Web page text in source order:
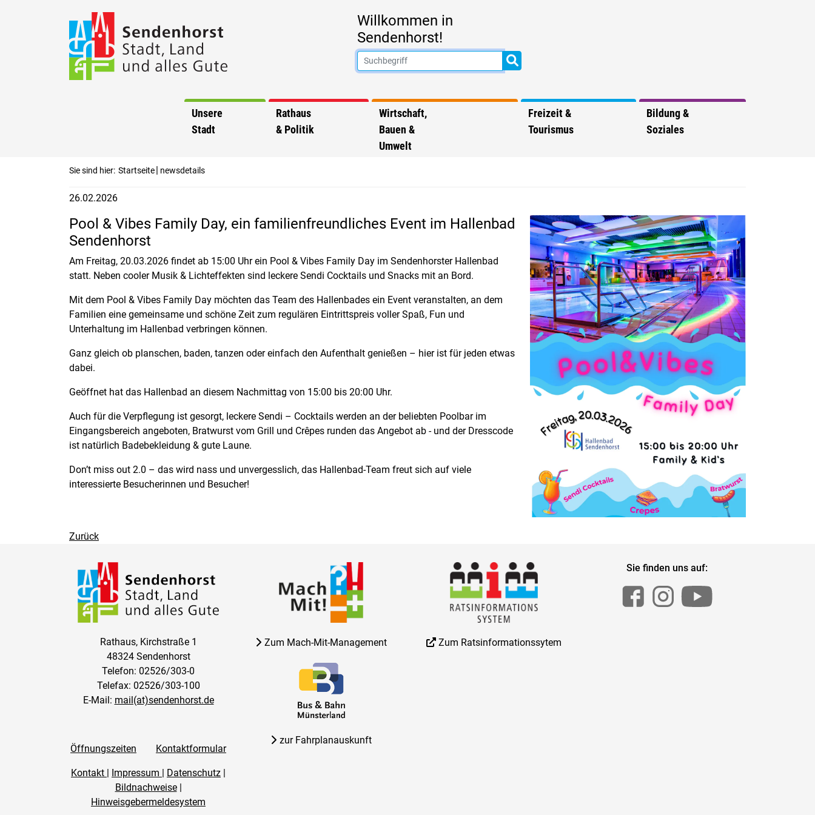
Willkommen in
Sendenhorst!
Unsere
Stadt
Rathaus
& Politik
Wirtschaft,
Bauen &
Umwelt
Freizeit &
Tourismus
Bildung &
Soziales
Sie sind hier: Startseite| newsdetails
26.02.2026
Pool & Vibes Family Day, ein familienfreundliches Event im Hallenbad
Sendenhorst
Am Freitag, 20.03.2026 findet ab 15:00 Uhr ein Pool & Vibes Family Day im Sendenhorster Hallenbad
statt. Neben cooler Musik & Lichteffekten sind leckere Sendi Cocktails und Snacks mit an Bord.
Mit dem Pool & Vibes Family Day möchten das Team des Hallenbades ein Event veranstalten, an dem
Familien eine gemeinsame und schöne Zeit zum regulären Eintrittspreis voller Spaß, Fun und
Unterhaltung im Hallenbad verbringen können.
Ganz gleich ob planschen, baden, tanzen oder einfach den Aufenthalt genießen – hier ist für jeden etwas
dabei.
Geöffnet hat das Hallenbad an diesem Nachmittag von 15:00 bis 20:00 Uhr.
Auch für die Verpflegung ist gesorgt, leckere Sendi – Cocktails werden an der beliebten Poolbar im
Eingangsbereich angeboten, Bratwurst vom Grill und Crêpes runden das Angebot ab - und der Dresscode
ist natürlich Badebekleidung & gute Laune.
Don’t miss out 2.0 – das wird nass und unvergesslich, das Hallenbad-Team freut sich auf viele
interessierte Besucherinnen und Besucher!
Zurück
Rathaus, Kirchstraße 1
48324 Sendenhorst
Telefon: 02526/303-0
Telefax: 02526/303-100
E-Mail: mail(at)sendenhorst.de
Öffnungszeiten Kontaktformular
Kontakt Impressum Datenschutz
Bildnachweise|
Hinweisgebermeldesystem
Zum Mach-Mit-Management
zur Fahrplanauskunft
Zum Ratsinformationssytem
Sie finden uns auf: